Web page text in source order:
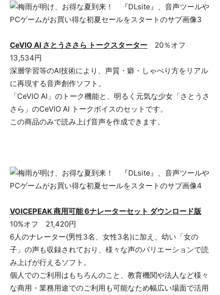
CeVIO AI さとうささら トークスターター 20％オフ
13,534円
深層学習等のAI技術により、声質・癖・しゃべり方をリアル
に再現する音声創作ソフト。
「CeVIO AI」のトーク機能と、明るく元気な少女「さとうさ
さら」のCeVIO AI トークボイスのセットです。
この商品のみで読み上げ音声を作成できます。
VOICEPEAK 商用可能 6ナレーターセット ダウンロード版
10%オフ 21,420円
6人のナレーター(男性3名、女性3名)に加え、幼い「女の
子」の声も収録されており、様々な声のバリエーションで読
み上げが行えるソフト。
個人でのご利用はもちろんのこと、教育機関や法人など様々
な商用・業務用途でのご利用も可能なため幅広い場面で活用